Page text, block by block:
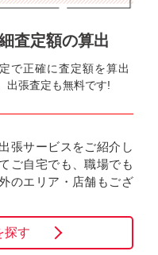
査定額の算出
で正確に査定額を算出
出張査定も無料です!
張サービスをご紹介し
ご自宅でも、職場でも
のエリア・店舗もござ
探す